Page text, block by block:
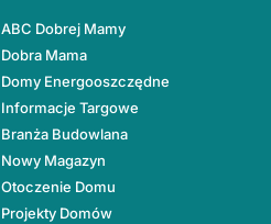
ABC Dobrej Mamy
Dobra Mama
Domy Energooszczędne
Informacje Targowe
Branża Budowlana
Nowy Magazyn
Otoczenie Domu
Projekty Domów